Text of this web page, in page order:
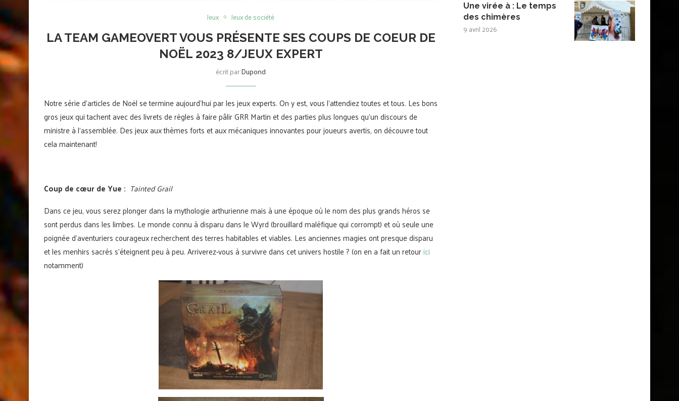
Jeux Jeux de société
LA TEAM GAMEOVERT VOUS PRÉSENTE SES COUPS DE COEUR DE
NOËL 2023 8/JEUX EXPERT
écrit parDupond
Notre série d’articles de Noël se termine aujourd’hui par les jeux experts. On y est, vous l’attendiez toutes et tous. Les bons
gros jeux qui tachent avec des livrets de règles à faire pâlir GRR Martin et des parties plus longues qu’un discours de
ministre à l’assemblée. Des jeux aux thèmes forts et aux mécaniques innovantes pour joueurs avertis, on découvre tout
cela maintenant!
Coup de cœur de Yue : Tainted Grail
Dans ce jeu, vous serez plonger dans la mythologie arthurienne mais à une époque où le nom des plus grands héros se
sont perdus dans les limbes. Le monde connu à disparu dans le Wyrd (brouillard maléfique qui corrompt) et où seule une
poignée d’aventuriers courageux recherchent des terres habitables et viables. Les anciennes magies ont presque disparu
et les menhirs sacrés s’éteignent peu à peu. Arriverez-vous à survivre dans cet univers hostile ? (on en a fait un retourici
notamment)
Une virée à : Le temps
des chimères
9 avril 2026